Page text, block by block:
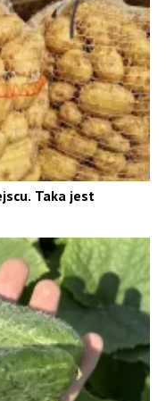
Taka jest